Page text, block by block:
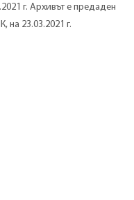
г. Архивът е предаден
на 23.03.2021 г.